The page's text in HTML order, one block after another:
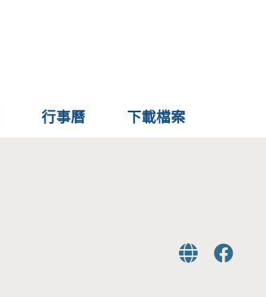
行事曆 下載檔案